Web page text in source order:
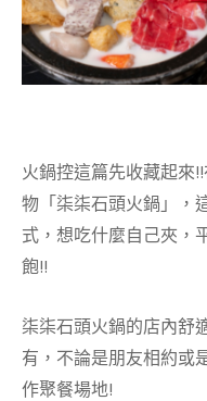
火鍋控這篇先收藏起來
物「柒柒石頭火鍋」，
式，想吃什麼自己夾，
飽!!
柒柒石頭火鍋的店內舒
有，不論是朋友相約或
作聚餐場地!